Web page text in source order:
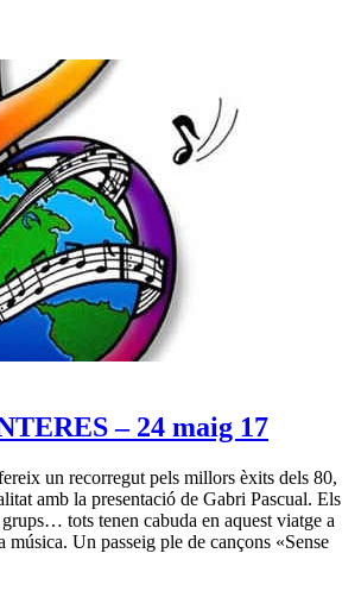
– 24 maig 17
un recorregut pels millors èxits dels 80,
amb la presentació de Gabri Pascual. Els
tots tenen cabuda en aquest viatge a
música. Un passeig ple de cançons «Sense